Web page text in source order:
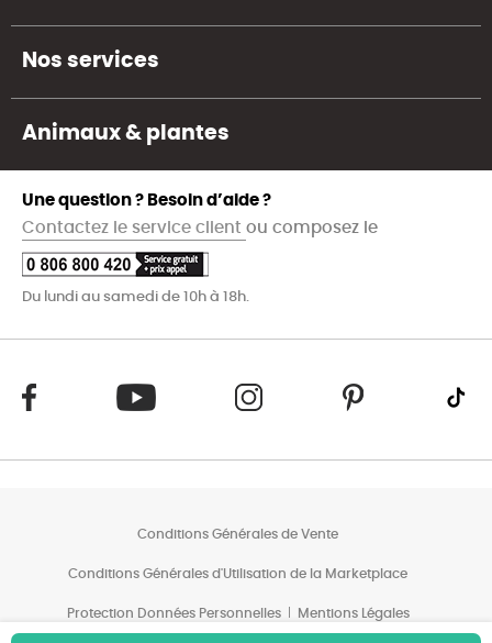
Nos services
Animaux & plantes
Une question ? Besoin d’aide ?
Contactez le service client ou composez le
Du lundi au samedi de 10h à 18h.
Conditions Générales de Vente
Conditions Générales d'Utilisation de la Marketplace
Protection Données Personnelles Mentions Légales